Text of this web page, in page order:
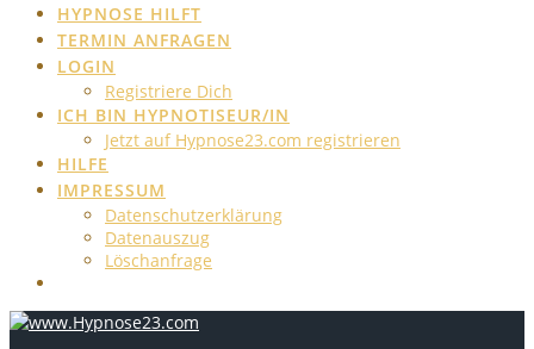
HYPNOSE HILFT
TERMIN ANFRAGEN
LOGIN
Registriere Dich
ICH BIN HYPNOTISEUR/IN
Jetzt auf Hypnose23.com registrieren
HILFE
IMPRESSUM
Datenschutzerklärung
Datenauszug
Löschanfrage